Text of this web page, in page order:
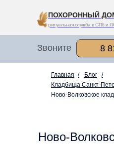
ПОХОРОННЫЙ
ритуальная служба в СПб и
8
Звоните
Главная /
Блог
Кладбища Санкт-
/
Ново-Волковское
Ново-